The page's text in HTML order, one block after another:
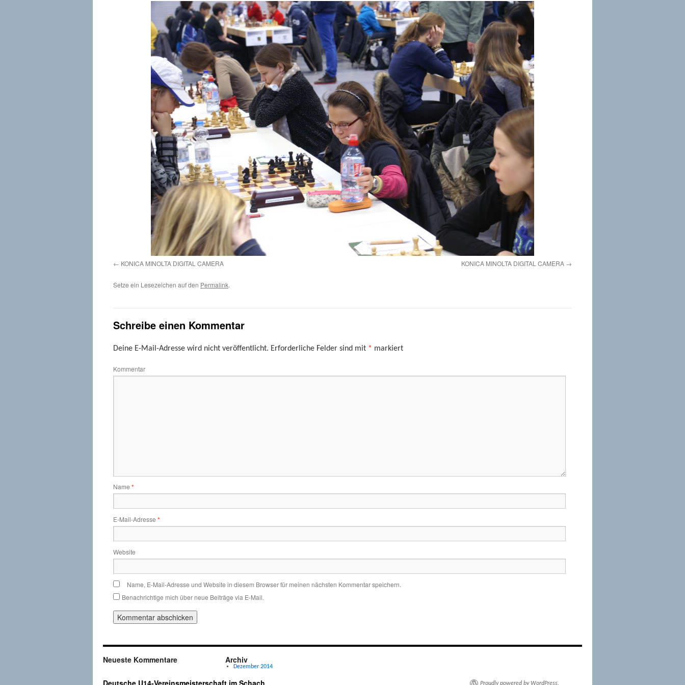
KONICA MINOLTA DIGITAL CAMERA KONICA MINOLTA DIGITAL CAMERA
Setze ein Lesezeichen auf den Permalink.
Schreibe einen Kommentar
Deine E-Mail-Adresse wird nicht veröffentlicht. Erforderliche Felder sind mit * markiert
Kommentar
Name *
E-Mail-Adresse *
Website
Name, E-Mail-Adresse und Website in diesem Browser für meinen nächsten Kommentar speichern.
Benachrichtige mich über neue Beiträge via E-Mail.
Neueste Kommentare Archiv
Dezember 2014
Deutsche U14-Vereinsmeisterschaft im Schach Proudly powered by WordPress.